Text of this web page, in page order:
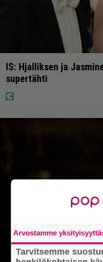
IS: Hjalliksen ja
supertähti
Arvostamme
Tarvitsemme